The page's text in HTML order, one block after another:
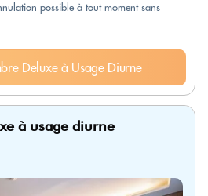
possible à tout moment sans
Deluxe à Usage Diurne
à usage diurne